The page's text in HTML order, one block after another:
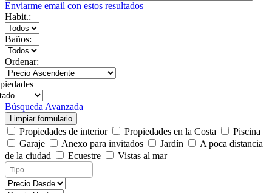
Enviarme email con estos resultados
Habit.:
Baños:
Ordenar:
Búsqueda Avanzada
Limpiar formulario
Propiedades de interior Propiedades en la Costa
Piscina
Garaje
Anexo para invitados Jardín
A poca distancia
de la ciudad
Ecuestre Vistas al mar